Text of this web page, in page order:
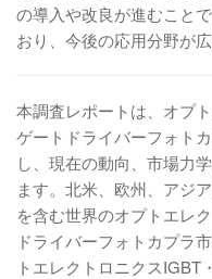
の導入や改良が進むこと
おり、今後の応用分野が
本調査レポートは、オプ
ゲートドライバーフォト
し、現在の動向、市場力
ます。北米、欧州、アジ
を含む世界のオプトエレ
ドライバーフォトカプラ
トエレクトロニクスIGBT